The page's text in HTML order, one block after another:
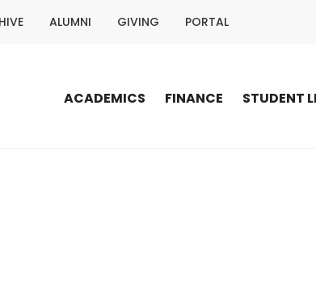
ALUMNI GIVING PORTAL
ACADEMICS FINANCE STUDENT